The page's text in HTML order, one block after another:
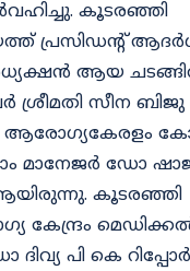
കൂടരഞ്ഞി
പ്രസിഡന്റ്‌
ആയ
ശ്രീമതി സീന ബിജു
മാനേജർ ഡോ
ആയിരുന്നു. കൂടരഞ്ഞി
കേന്ദ്രം
പി കെ